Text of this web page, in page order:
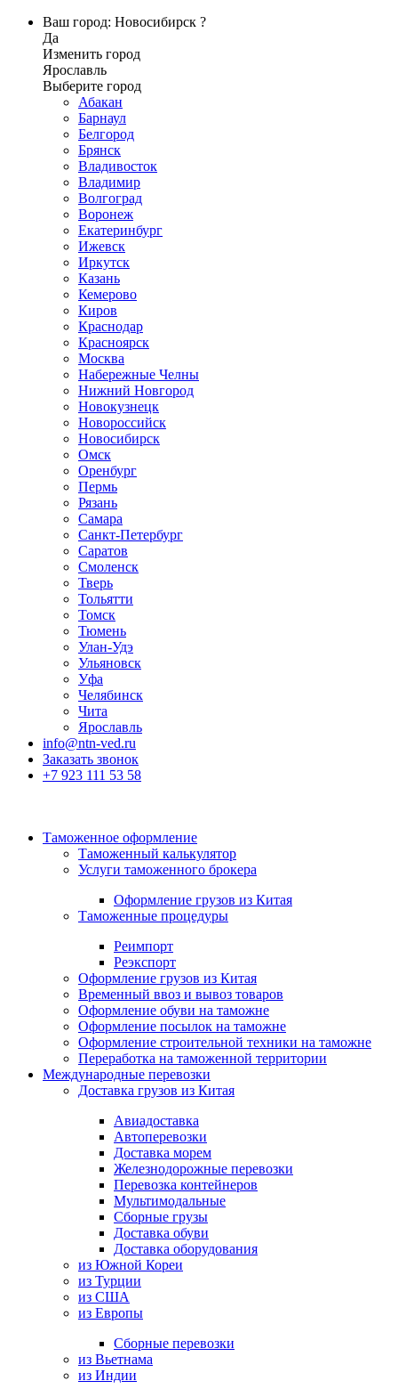
Ваш город: Новосибирск ?
Да
Изменить город
Ярославль
Выберите город
Абакан
Барнаул
Белгород
Брянск
Владивосток
Владимир
Волгоград
Воронеж
Екатеринбург
Ижевск
Иркутск
Казань
Кемерово
Киров
Краснодар
Красноярск
Москва
Набережные Челны
Нижний Новгород
Новокузнецк
Новороссийск
Новосибирск
Омск
Оренбург
Пермь
Рязань
Самара
Санкт-Петербург
Саратов
Смоленск
Тверь
Тольятти
Томск
Тюмень
Улан-Удэ
Ульяновск
Уфа
Челябинск
Чита
Ярославль
info@ntn-ved.ru
Заказать звонок
+7 923 111 53 58
Таможенное оформление
Таможенный калькулятор
Услуги таможенного брокера
Оформление грузов из Китая
Таможенные процедуры
Реимпорт
Реэкспорт
Оформление грузов из Китая
Временный ввоз и вывоз товаров
Оформление обуви на таможне
Оформление посылок на таможне
Оформление строительной техники на таможне
Переработка на таможенной территории
Международные перевозки
Доставка грузов из Китая
Авиадоставка
Автоперевозки
Доставка морем
Железнодорожные перевозки
Перевозка контейнеров
Мультимодальные
Сборные грузы
Доставка обуви
Доставка оборудования
из Южной Кореи
из Турции
из США
из Европы
Сборные перевозки
из Вьетнама
из Индии